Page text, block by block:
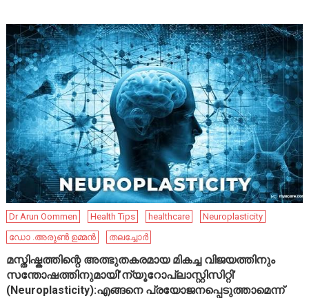
Dr Arun Oommen Health Tips healthcare
Neuroplasticity
ഡോ .അരുൺ ഉമ്മൻ
തലച്ചോർ
മസ്തിഷ്കത്തിന്റെ അത്ഭുതകരമായ മികച്ച വിജയത്തിനും
സന്തോഷത്തിനുമായി’ന്യൂറോപ്ലാസ്റ്റിസിറ്റി’
(Neuroplasticity):എങ്ങനെ പ്രയോജനപ്പെടുത്താമെന്ന്